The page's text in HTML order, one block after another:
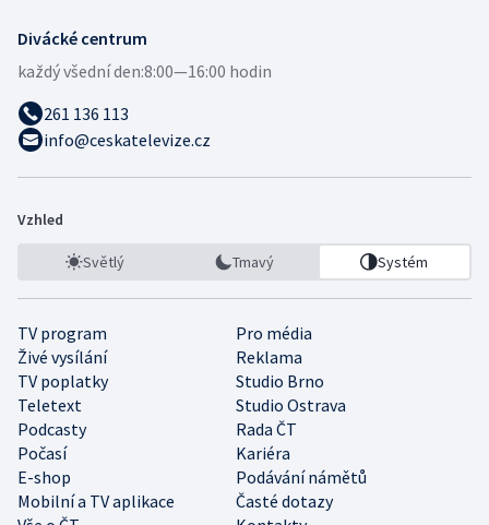
Divácké centrum
každý všední den:8:00—16:00 hodin
261 136 113
info@ceskatelevize.cz
Vzhled
Světlý Tmavý Systém
TV program
Pro média
Živé vysílání
Reklama
TV poplatky
Studio Brno
Teletext
Studio Ostrava
Podcasty
Rada ČT
Počasí
Kariéra
E-shop
Podávání námětů
Mobilní a TV aplikace
Časté dotazy